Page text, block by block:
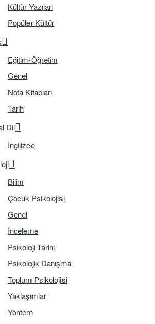
Kültür Yazıları
Popüler Kültür
Eğitim-Öğretim
Genel
Nota Kitapları
Tarih
Dil
İngilizce
Bilim
Çocuk Psikolojisi
Genel
İnceleme
Psikoloji Tarihi
Psikolojik Danışma
Toplum Psikolojisi
Yaklaşımlar
Yöntem